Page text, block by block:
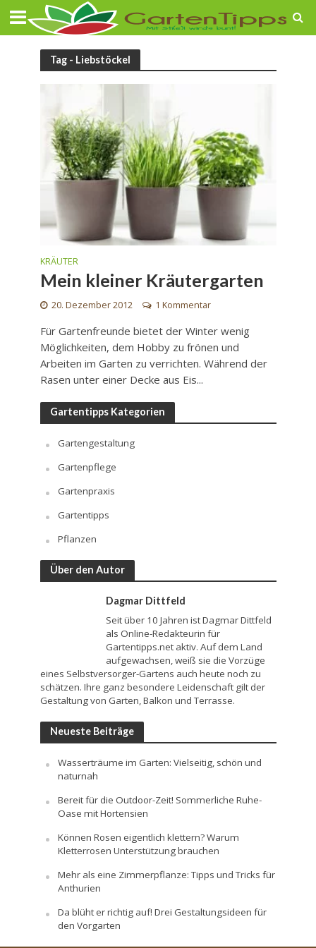
Tag - Liebstöckel
KRÄUTER
Mein kleiner Kräutergarten
20. Dezember 2012 1 Kommentar
Für Gartenfreunde bietet der Winter wenig
Möglichkeiten, dem Hobby zu frönen und
Arbeiten im Garten zu verrichten. Während der
Rasen unter einer Decke aus Eis...
Gartentipps Kategorien
Gartengestaltung
Gartenpflege
Gartenpraxis
Gartentipps
Pflanzen
Über den Autor
Dagmar Dittfeld
Seit über 10 Jahren ist Dagmar Dittfeld
als Online-Redakteurin für
Gartentipps.net aktiv. Auf dem Land
aufgewachsen, weiß sie die Vorzüge
eines Selbstversorger-Gartens auch heute noch zu
schätzen. Ihre ganz besondere Leidenschaft gilt der
Gestaltung von Garten, Balkon und Terrasse.
Neueste Beiträge
Wasserträume im Garten: Vielseitig, schön und
naturnah
Bereit für die Outdoor-Zeit! Sommerliche Ruhe-
Oase mit Hortensien
Können Rosen eigentlich klettern? Warum
Kletterrosen Unterstützung brauchen
Mehr als eine Zimmerpflanze: Tipps und Tricks für
Anthurien
Da blüht er richtig auf! Drei Gestaltungsideen für
den Vorgarten